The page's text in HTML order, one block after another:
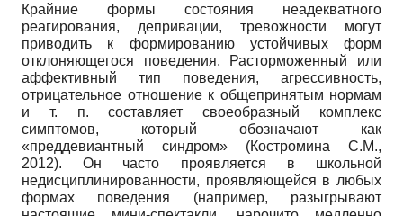
Крайние формы состояния неадекватного
реагирования, депривации, тревожности могут
приводить к формированию устойчивых форм
отклоняющегося поведения. Расторможенный или
аффективный тип поведения, агрессивность,
отрицательное отношение к общепринятым нормам
и т. п. составляет своеобразный комплекс
симптомов, который обозначают как
«преддевиантный синдром» (Костромина С.М.,
2012). Он часто проявляется в школьной
недисциплинированности, проявляющейся в любых
формах поведения (например, разыгрывают